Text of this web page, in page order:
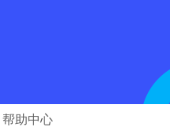
帮助中心